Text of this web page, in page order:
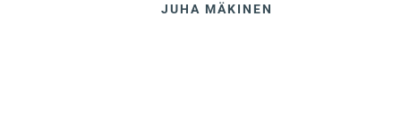
JUHA MÄKINEN